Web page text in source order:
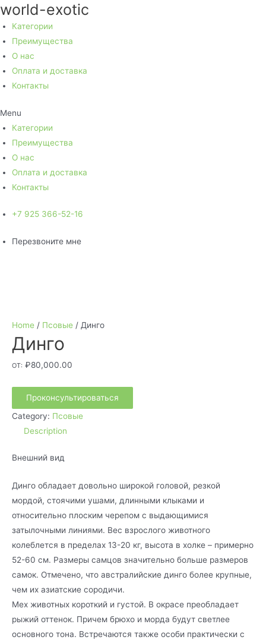
Перейти
содержимому
world-exotic
Категории
Преимущества
О нас
Оплата и доставка
Контакты
Menu
Категории
Преимущества
О нас
Оплата и доставка
Контакты
+7 925 366-52-16
Перезвоните мне
Home / Псовые / Динго
Динго
ОТ: ₽80,000.00
Проконсультироваться
Category: Псовые
Description
Внешний вид
Динго обладает довольно широкой головой, резкой
мордой, стоячими ушами, длинными клыками и
относительно плоским черепом с выдающимися
затылочными линиями. Вес взрослого животного
колеблется в пределах 13-20 кг, высота в холке – примерно
52-60 см. Размеры самцов значительно больше размеров
самок. Отмечено, что австралийские динго более крупные,
чем их азиатские сородичи.
Мех животных короткий и густой. В окрасе преобладает
рыжий оттенок. Причем брюхо и морда будут светлее
основного тона. Встречаются также особи практически с